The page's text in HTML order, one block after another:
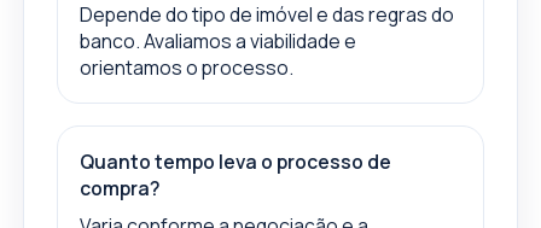
Depende do tipo de imóvel e das regras do
banco. Avaliamos a viabilidade e
orientamos o processo.
Quanto tempo leva o processo de
compra?